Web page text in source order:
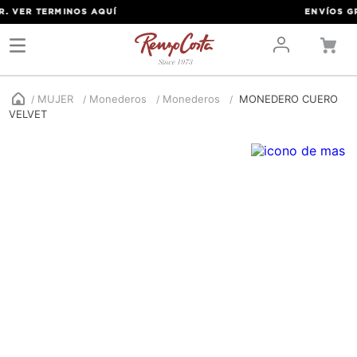
TERMINOSAQUÍ ENVÍOS
MUJER Monederos Monederos
MONEDERO CUERO
VELVET